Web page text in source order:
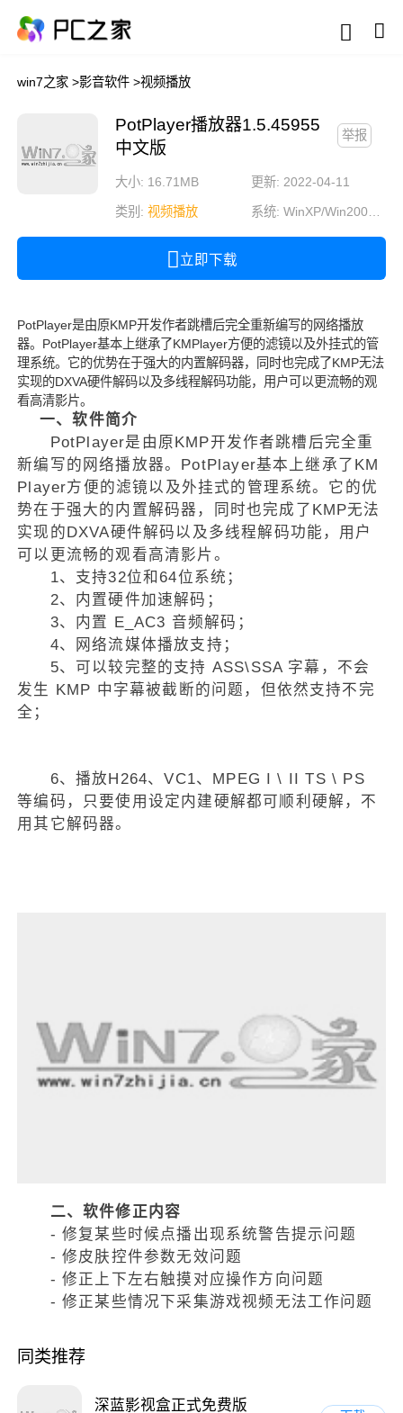
win7之家 >影音软件 >视频播放
PotPlayer播放器1.5.45955
中文版
举报
大小: 16.71MB 更新: 2022-04-11
类别: 视频播放 系统: WinXP/Win2003/Win2000/Vista/Win7/Win8/Win8.1/Win10
立即下载
PotPlayer是由原KMP开发作者跳槽后完全重新编写的网络播放
器。PotPlayer基本上继承了KMPlayer方便的滤镜以及外挂式的管
理系统。它的优势在于强大的内置解码器，同时也完成了KMP无法
实现的DXVA硬件解码以及多线程解码功能，用户可以更流畅的观
看高清影片。
一、软件简介
PotPlayer是由原KMP开发作者跳槽后完全重
新编写的网络播放器。PotPlayer基本上继承了KM
Player方便的滤镜以及外挂式的管理系统。它的优
势在于强大的内置解码器，同时也完成了KMP无法
实现的DXVA硬件解码以及多线程解码功能，用户
可以更流畅的观看高清影片。
1、支持32位和64位系统；
2、内置硬件加速解码；
3、内置 E_AC3 音频解码；
4、网络流媒体播放支持；
5、可以较完整的支持 ASS\SSA 字幕，不会
发生 KMP 中字幕被截断的问题，但依然支持不完
全；
6、播放H264、VC1、MPEG I \ II TS \ PS
等编码，只要使用设定内建硬解都可顺利硬解，不
用其它解码器。
二、软件修正内容
- 修复某些时候点播出现系统警告提示问题
- 修皮肤控件参数无效问题
- 修正上下左右触摸对应操作方向问题
- 修正某些情况下采集游戏视频无法工作问题
同类推荐
深蓝影视盒正式免费版